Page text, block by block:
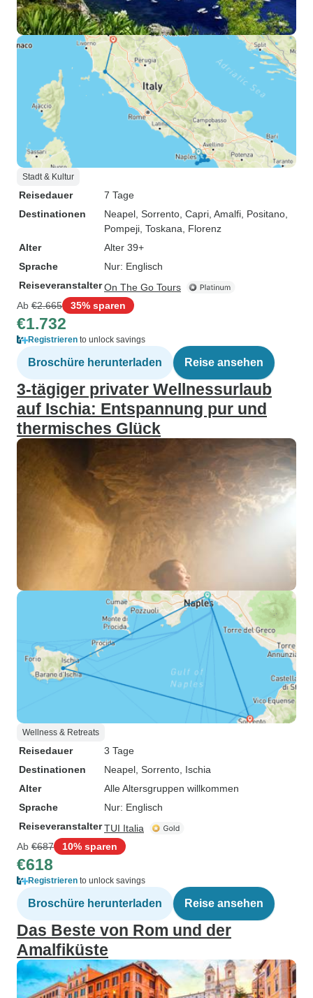
Stadt & Kultur
Reisedauer
7 Tage
Destinationen
Neapel , Sorrento , Capri , Amalfi , Positano
Pompeji , Toskana , Florenz
Alter
Alter 39+
Sprache
Nur: Englisch
ReiseveranstalterOn The Go Tours
Ab €2.665 35% sparen
€1.732
Registrieren to unlock savings
Broschüre herunterladen Reise ansehen
3-tägiger privater Wellnessurlaub
auf Ischia: Entspannung pur und
thermisches Glück
Wellness & Retreats
Reisedauer
3 Tage
Destinationen
Neapel , Sorrento , Ischia
Alter
Alle Altersgruppen willkommen
Sprache
Nur: Englisch
ReiseveranstalterTUI Italia
Ab €687 10% sparen
€618
Registrieren to unlock savings
Broschüre herunterladen Reise ansehen
Das Beste von Rom und der
Amalfiküste